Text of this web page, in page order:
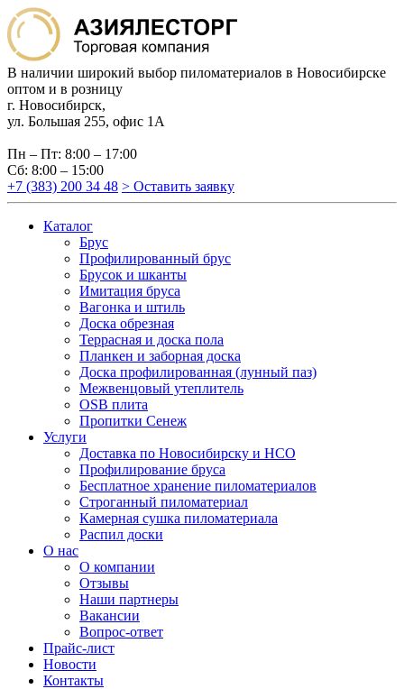
В наличии широкий выбор пиломатериалов в Новосибирске
оптом и в розницу
г. Новосибирск,
ул. Большая 255, офис 1А
Пн – Пт: 8:00 – 17:00
Сб: 8:00 – 15:00
+7 (383) 200 34 48 > Оставить заявку
Каталог
Брус
Профилированный брус
Брусок и шканты
Имитация бруса
Вагонка и штиль
Доска обрезная
Террасная и доска пола
Планкен и заборная доска
Доска профилированная (лунный паз)
Межвенцовый утеплитель
OSB плита
Пропитки Сенеж
Услуги
Доставка по Новосибирску и НСО
Профилирование бруса
Бесплатное хранение пиломатериалов
Строганный пиломатериал
Камерная сушка пиломатериала
Распил доски
О нас
О компании
Отзывы
Наши партнеры
Вакансии
Вопрос-ответ
Прайс-лист
Новости
Контакты